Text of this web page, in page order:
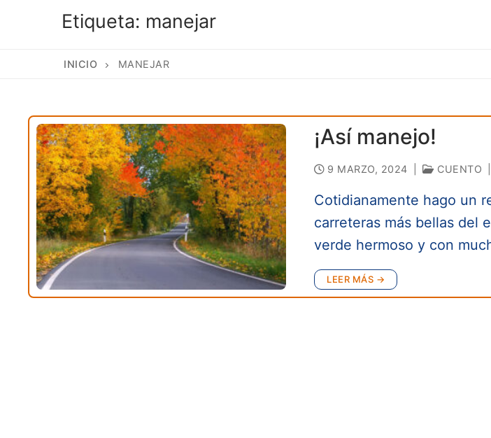
Etiqueta: manejar
INICIO MANEJAR
¡Así manejo!
9 MARZO, 2024 CUENTO
Cotidianamente hago un
carreteras más bellas del
verde hermoso y con
LEER MÁS →